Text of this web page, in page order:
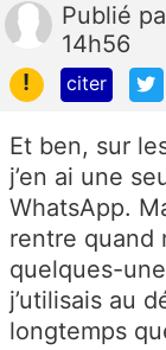
Publié
14h56
!
citer
Et ben, sur
j’en ai une
WhatsApp.
rentre quand
quelques-
j’utilisais au
longtemps